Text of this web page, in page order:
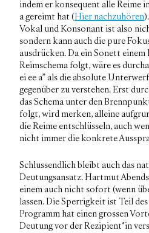
indem er konsequent alle Reime
a gereimt hat (Hier nachzuhören
Vokal und Konsonant ist also
sondern kann auch die pure
ausdrücken. Da ein Sonett
Reimschema folgt, wäre es
ei ee a” als die absolute
gegenüber zu verstehen. Erst
das Schema unter den
folgt, wird merken, alleine
die Reime entschlüsseln, auch
nicht immer die konkrete
Schlussendlich bleibt auch das
Deutungsansatz. Hartmut
einem auch nicht sofort (wenn
lassen. Die Sperrigkeit ist Teil
Programm hat einen grossen
Deutung vor der Rezipient*in